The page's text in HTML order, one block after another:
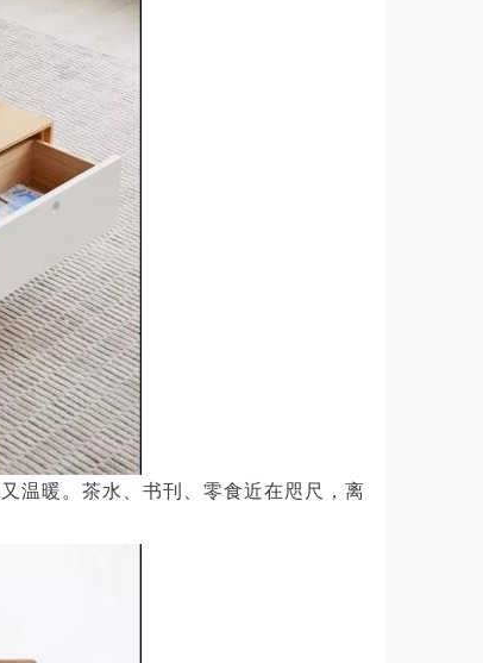
温暖。茶水、书刊、零食近在咫尺，离